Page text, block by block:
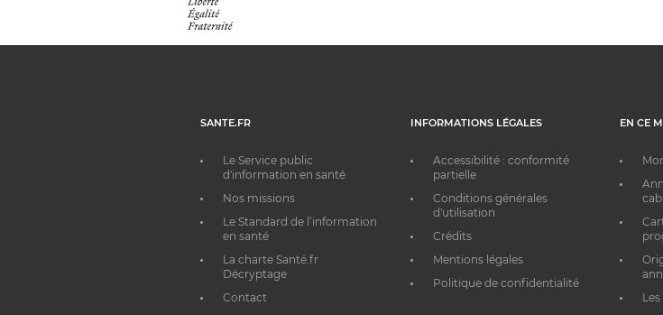
SANTE.FR
Le Service public
d'information en santé
Nos missions
Le Standard de l’information
en santé
La charte Santé.fr
Décryptage
Contact
INFORMATIONS LÉGALES
Accessibilité : conformité
partielle
Conditions générales
d'utilisation
Crédits
Mentions légales
Politique de confidentialité
EN CE